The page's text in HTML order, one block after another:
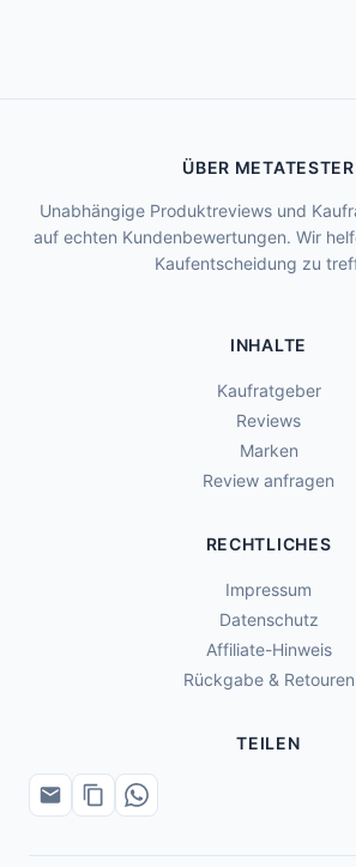
ÜBER METATESTER
Unabhängige Produktreviews und
auf echten Kundenbewertungen. Wir
Kaufentscheidung zu
INHALTE
Kaufratgeber
Reviews
Marken
Review anfragen
RECHTLICHES
Impressum
Datenschutz
Affiliate-Hinweis
Rückgabe & Retouren
TEILEN